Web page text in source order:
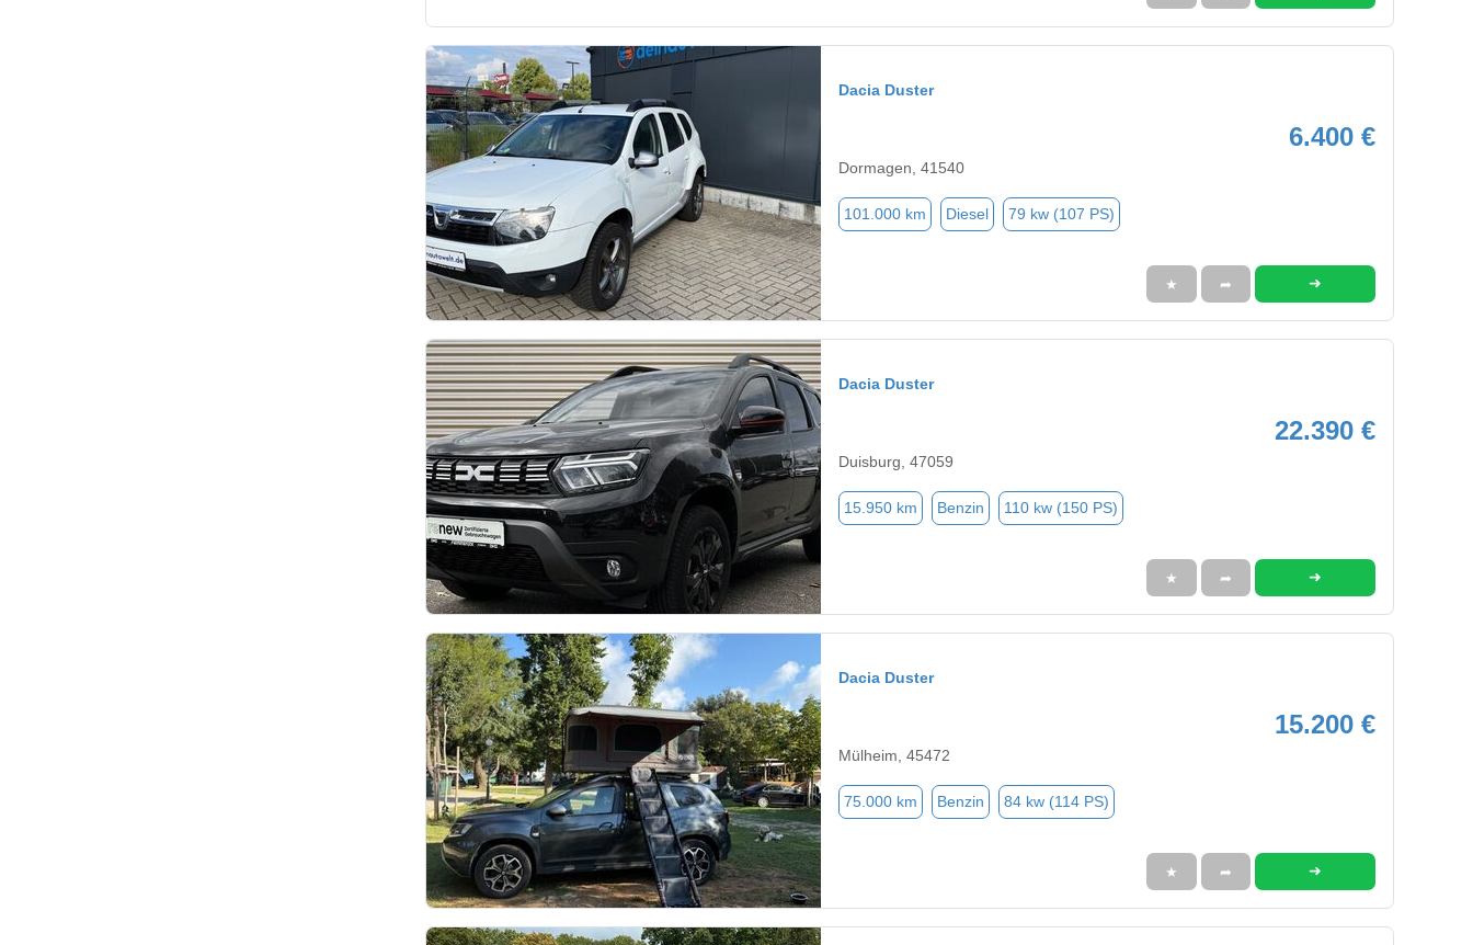
Dacia Duster
6.400 €
Dormagen, 41540
101.000 km Diesel 79 kw (107 PS)
★ ➦ ➜
Dacia Duster
22.390 €
Duisburg, 47059
15.950 km Benzin 110 kw (150 PS)
★ ➦ ➜
Dacia Duster
15.200 €
Mülheim, 45472
75.000 km Benzin 84 kw (114 PS)
★ ➦ ➜